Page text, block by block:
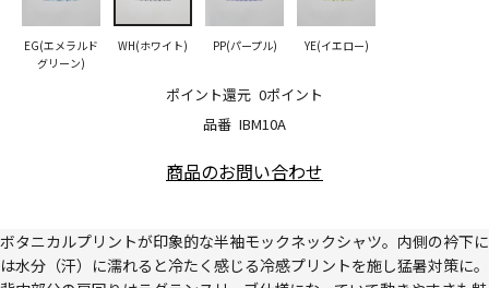
品番 IBM10A
ポイント還元 0ポイント
EG(エメラルド
グリーン)
WH(ホワイト) PP(パープル) YE(イエロー)
商品のお問い合わせ
ボタニカルプリントが印象的な半袖モックネックシャツ。内側の衿下に
は水分（汗）に濡れると冷たく感じる冷感プリントを施し猛暑対策に。